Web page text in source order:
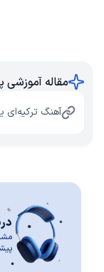
مقاله آموزشی
آهنگ ترکیه‌ای